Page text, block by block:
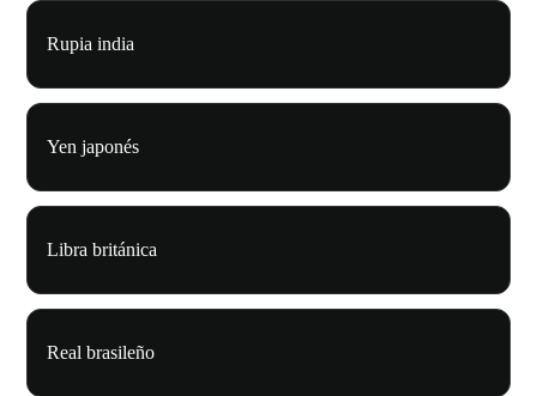
Rupia india
Yen japonés
Libra británica
Real brasileño